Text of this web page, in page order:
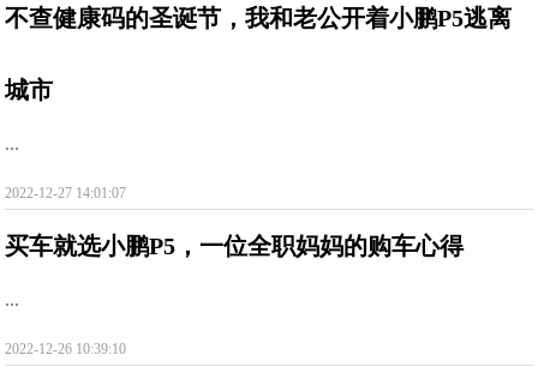
不查健康码的圣诞节，我和老公开着小鹏P5逃离
城市
...
2022-12-27 14:01:07
买车就选小鹏P5，一位全职妈妈的购车心得
...
2022-12-26 10:39:10